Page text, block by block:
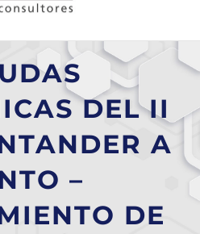
DEL II
A
–
DE